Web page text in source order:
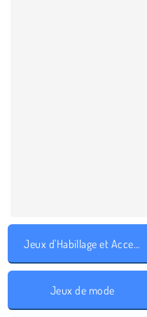
Jeux d'Habillage et Accessoires
Jeux de mode